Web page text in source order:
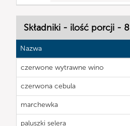
Składniki - ilość porcji - 8
Nazwa
czerwone wytrawne wino
czerwona cebula
marchewka
paluszki selera